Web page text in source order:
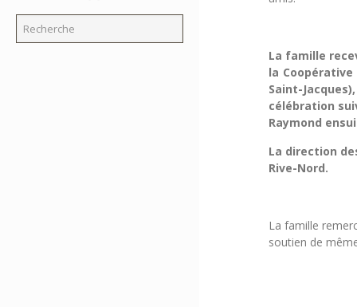
La famille
la
Saint-
célébration
Raymond
La direction
Rive-Nord.
La famille
soutien de